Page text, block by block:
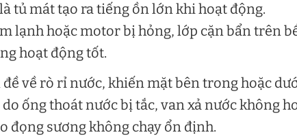
tủ mát tạo ra tiếng ồn lớn khi hoạt động.
lạnh hoặc motor bị hỏng, lớp cặn bẩn trên
hoạt động tốt.
đề về rò rỉ nước, khiến mặt bên trong hoặc
ống thoát nước bị tắc, van xả nước không
đọng sương không chạy ổn định.